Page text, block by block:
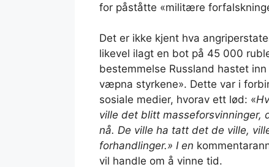
for påståtte «militære
Det er ikke kjent hva
likevel ilagt en bot på 45 000
bestemmelse Russland hastet
væpna styrkene». Dette var i
sosiale medier, hvorav ett lød: «
ville det blitt masseforsvinninger,
nå. De ville ha tatt det de ville,
forhandlinger.» I en
vil handle om å vinne tid.